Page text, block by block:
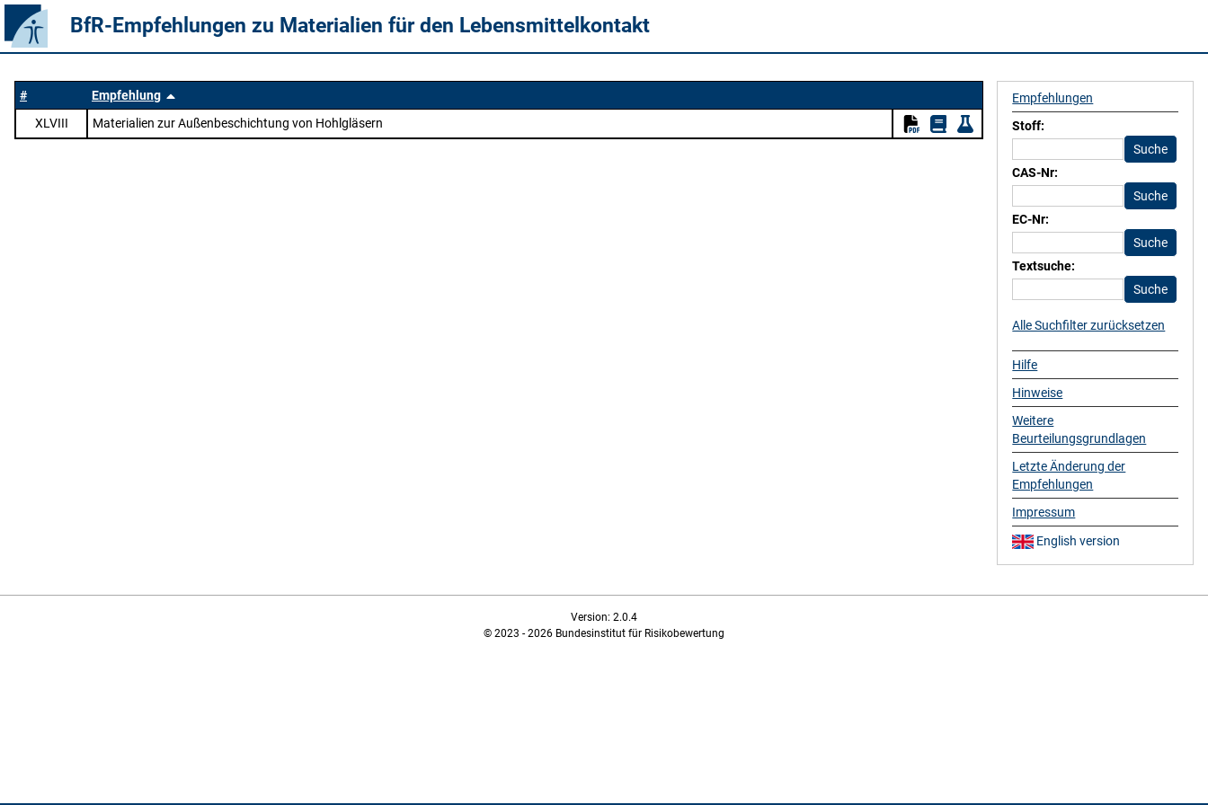
BfR-Empfehlungen zu Materialien für den Lebensmittelkontakt
#
Empfehlung
XLVIII
Materialien zur Außenbeschichtung von Hohlgläsern
Empfehlungen
Stoff:
CAS-Nr:
EC-Nr:
Textsuche:
Alle Suchfilter zurücksetzen
Hilfe
Hinweise
Weitere
Beurteilungsgrundlagen
Letzte Änderung der
Empfehlungen
Impressum
English version
Version: 2.0.4
© 2023 - 2026 Bundesinstitut für Risikobewertung